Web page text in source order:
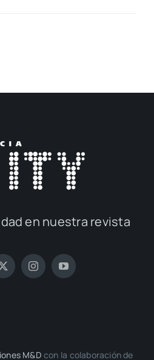
en nues­tra revis­ta
M&D con la cola­bo­ra­ción de